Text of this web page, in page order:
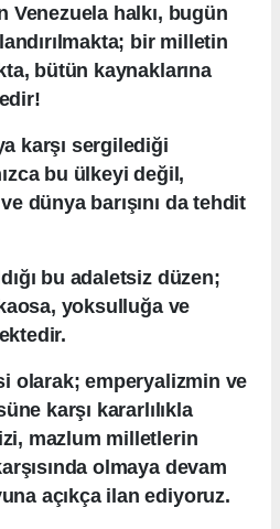
Venezuela halkı, bugün
bir milletin
bütün kaynaklarına
karşı sergilediği
bu ülkeyi değil,
dünya barışını da tehdit
bu adaletsiz düzen;
yoksulluğa ve
olarak; emperyalizmin ve
karşı kararlılıkla
mazlum milletlerin
olmaya devam
açıkça ilan ediyoruz.